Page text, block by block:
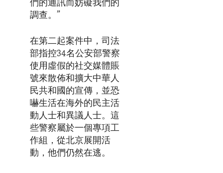
們的通訊而妨礙我們的
調查。”
在第二起案件中，司法
部指控34名公安部警察
使用虛假的社交媒體賬
號來散佈和擴大中華人
民共和國的宣傳，並恐
嚇生活在海外的民主活
動人士和異議人士。這
些警察屬於一個專項工
作組，從北京展開活
動，他們仍然在逃。